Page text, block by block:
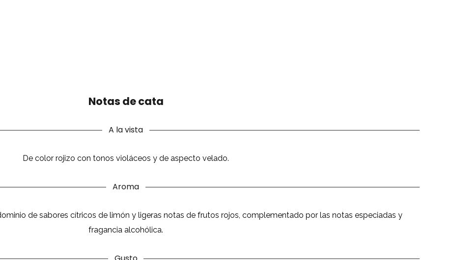
Notas de cata
A la vista
De color rojizo con tonos violáceos y de aspecto velado.
Aroma
de sabores cítricos de limón y ligeras notas de frutos rojos, complementado por las notas especiadas y
fragancia alcohólica.